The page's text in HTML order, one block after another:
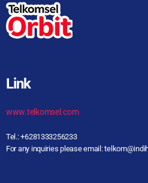
Link
www.telkomsel.com
Tel.: +6281333256233
For any inquiries please email: